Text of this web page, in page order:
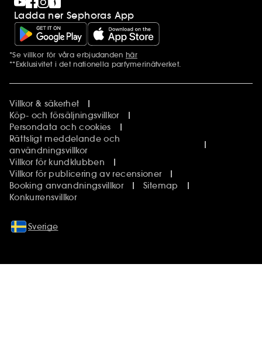
Ladda ner Sephoras App
Ytterligare information
*Se villkor för våra erbjudanden här
**Exklusivitet i det nationella parfymerinätverket.
Villkor & säkerhet
Köp- och försäljningsvillkor
Persondata och cookies
Rättsligt meddelande och
användningsvillkor
Villkor för kundklubben
Villkor för publicering av recensioner
Booking anvandningsvillkor
Sitemap
Konkurrensvillkor
Sverige